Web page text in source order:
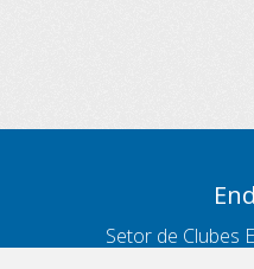
Setor de Clubes